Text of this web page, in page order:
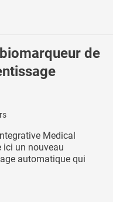
de
Medical
ici un nouveau
automatique qui